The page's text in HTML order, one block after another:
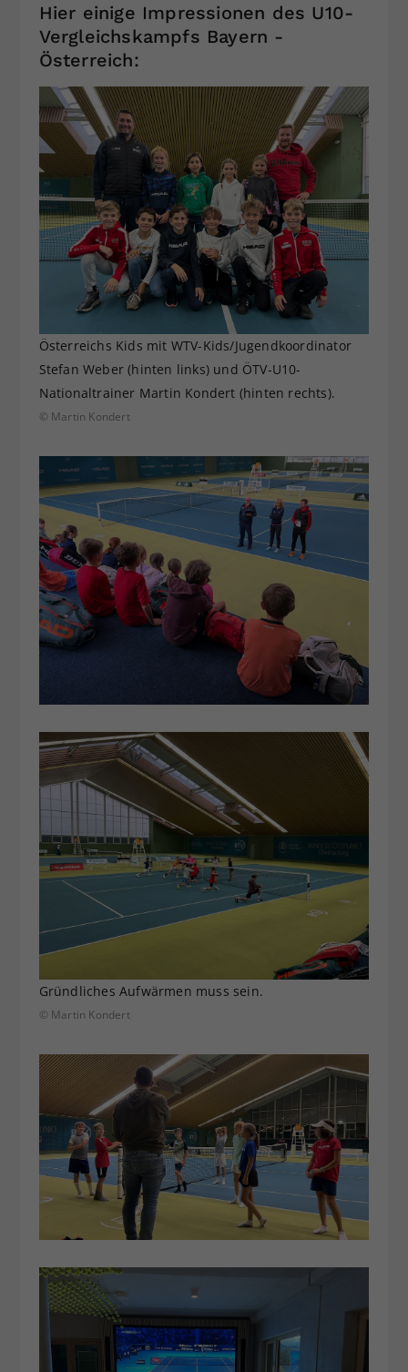
Hier einige Impressionen des U10-
Vergleichskampfs Bayern -
Österreich:
Österreichs Kids mit WTV-Kids/Jugendkoordinator
Stefan Weber (hinten links) und ÖTV-U10-
Nationaltrainer Martin Kondert (hinten rechts).
© Martin Kondert
Gründliches Aufwärmen muss sein.
© Martin Kondert